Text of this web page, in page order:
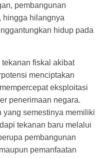
pembangunan
hingga hilangnya
hidup pada
fiskal akibat
menciptakan
eksploitasi
penerimaan negara.
yang semestinya memiliki
tekanan baru melalui
pembangunan
pemanfaatan